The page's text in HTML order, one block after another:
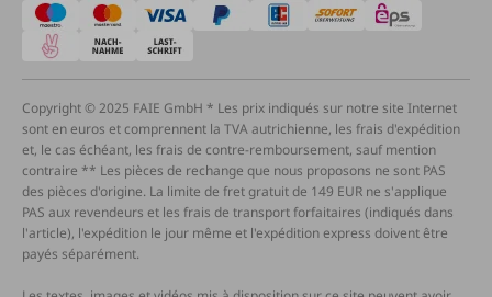
Copyright © 2025 FAIE GmbH * Les prix indiqués sur notre site Internet
sont en euros et comprennent la TVA autrichienne, les frais d'expédition
et, le cas échéant, les frais de contre-remboursement, sauf mention
contraire ** Les pièces de rechange que nous proposons ne sont PAS
des pièces d'origine. La limite de fret gratuit de 149 EUR ne s'applique
PAS aux revendeurs et les frais de transport forfaitaires (indiqués dans
l'article), l'expédition le jour même et l'expédition express doivent être
payés séparément.